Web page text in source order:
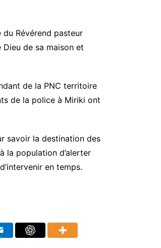
Révérend pasteur
de sa maison et
de la PNC territoire
de la police à Miriki ont
savoir la destination des
la population d’alerter
en temps.